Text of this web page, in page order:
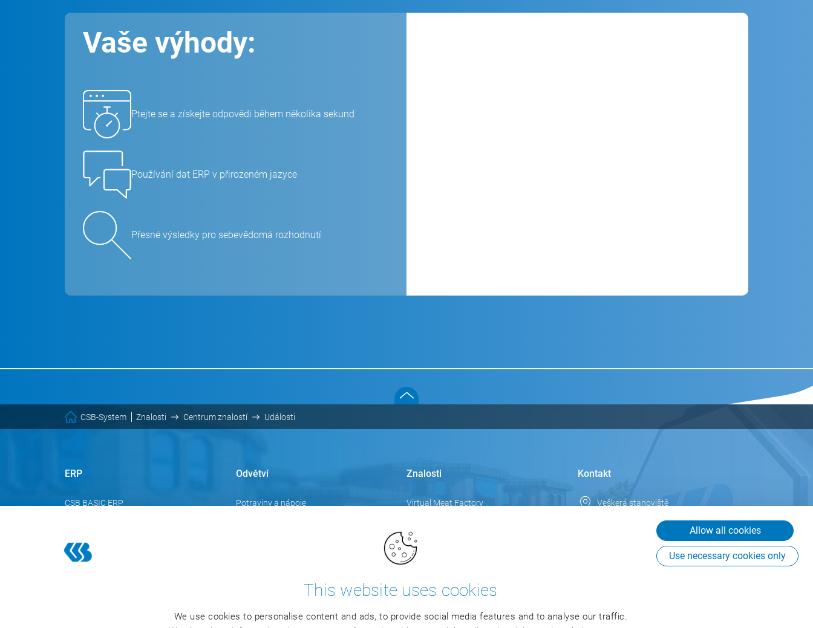
This website uses cookies
We use cookies to personalise content and ads, to provide social media features and to analyse our traffic.
Allow all cookies
Use necessary cookies only
Vaše výhody:
Ptejte se a získejte odpovědi během několika sekund
Používání dat ERP v přirozeném jazyce
Přesné výsledky pro sebevědomá rozhodnutí
CSB-System Znalosti Centrum znalostí Události
ERP
CSB BASIC ERP
CSB INDUSTRY ERP
Odvětví
Potraviny a nápoje
Znalosti
Virtual Meat Factory
Události
Videa
Blog
Tréninky
Kontakt
Veškerá stanoviště
info.at@csb.com
1130 Wien